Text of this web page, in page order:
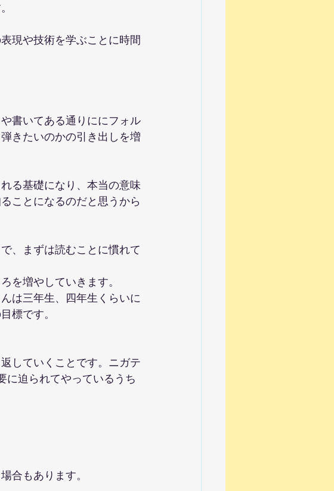
現や技術を学ぶことに時間
書いてある通りににフォル
きたいのかの引き出しを増
る基礎になり、本当の意味
ことになるのだと思うから
、まずは読むことに慣れて
を増やしていきます。
は三年生、四年生くらいに
標です。
していくことです。ニガテ
に迫られてやっているうち
合もあります。